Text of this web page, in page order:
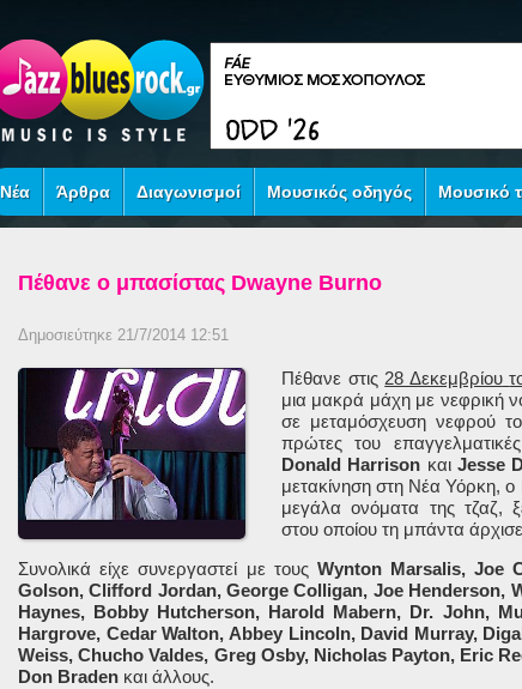
Νέα Άρθρα Διαγωνισμοί Μουσικός οδηγός Μουσικό
Πέθανε ο μπασίστας Dwayne Burno
Δημοσιεύτηκε 21/7/2014 12:51
Πέθανε στις 28 Δεκεμβρίου
μια μακρά μάχη με νεφρική
σε μεταμόσχευση νεφρού
πρώτες του
Donald Harrison και Jesse
μετακίνηση στη Νέα Υόρκη, ο
μεγάλα ονόματα της τζαζ,
στου οποίου τη μπάντα
Συνολικά είχε συνεργαστεί με τους Wynton Marsalis, Joe
Golson, Clifford Jordan, George Colligan, Joe Henderson,
Haynes, Bobby Hutcherson, Harold Mabern, Dr. John,
Hargrove, Cedar Walton, Abbey Lincoln, David Murray,
Weiss, Chucho Valdes, Greg Osby, Nicholas Payton, Eric
Don Braden και άλλους.